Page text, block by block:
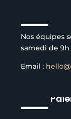
Nos équipes
samedi de
Email :